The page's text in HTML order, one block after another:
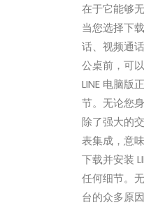
在于它能够
当您选择下
话、视频通
公桌前，可
LINE 电脑版
节。无论您
除了强大的
表集成，意
下载并安装
任何细节。
台的众多原因